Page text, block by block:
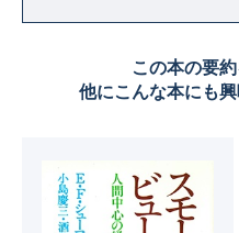
この本の要約
他にこんな本にも興